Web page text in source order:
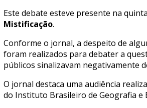
Este debate esteve presente na
Mistificação.
Conforme o jornal, a despeito de
foram realizados para debater a
públicos sinalizavam negativamente
O jornal destaca uma audiência
do Instituto Brasileiro de Geografia e